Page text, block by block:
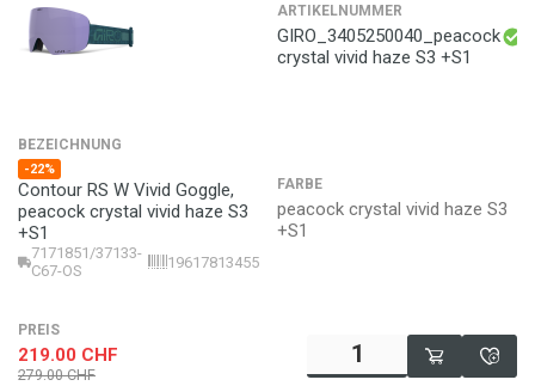
ARTIKELNUMMER
GIRO_3405250040_peacock
crystal vivid haze S3 +S1
BEZEICHNUNG
-22%
Contour RS W Vivid Goggle,
peacock crystal vivid haze S3
+S1
7171851/37133-
C67-OS
196178134552
FARBE
peacock crystal vivid haze S3
+S1
PREIS
219.00 CHF
279.00 CHF